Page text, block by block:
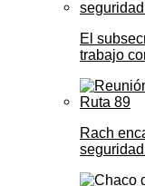
El
trabajo
Rach